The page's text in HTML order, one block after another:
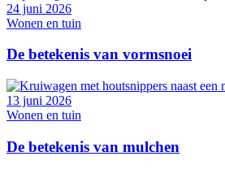
24 juni 2026
Wonen en tuin
De betekenis van vormsnoei
13 juni 2026
Wonen en tuin
De betekenis van mulchen